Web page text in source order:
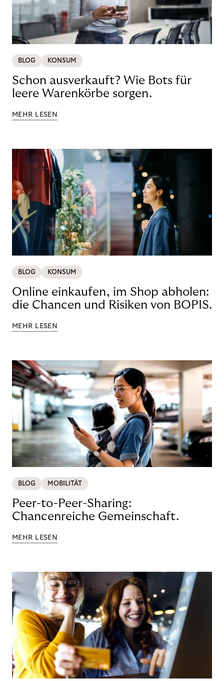
BLOG KONSUM
Schon ausverkauft? Wie Bots für
leere Warenkörbe sorgen.
MEHR LESEN
BLOG KONSUM
Online einkaufen, im Shop abholen:
die Chancen und Risiken von BOPIS.
MEHR LESEN
BLOG MOBILITÄT
Peer-to-Peer-Sharing:
Chancenreiche Gemeinschaft.
MEHR LESEN